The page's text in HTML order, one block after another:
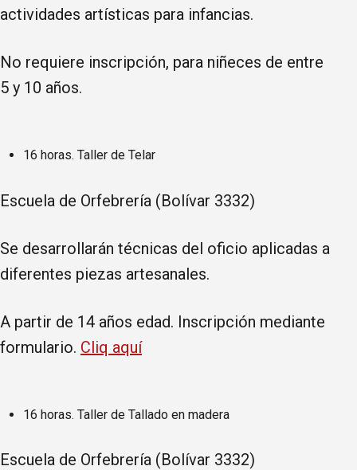
actividades artísticas para infancias.
No requiere inscripción, para niñeces de entre
5 y 10 años.
16 horas. Taller de Telar
Escuela de Orfebrería (Bolívar 3332)
Se desarrollarán técnicas del oficio aplicadas a
diferentes piezas artesanales.
A partir de 14 años edad. Inscripción mediante
formulario. Cliq aquí
16 horas. Taller de Tallado en madera
Escuela de Orfebrería (Bolívar 3332)